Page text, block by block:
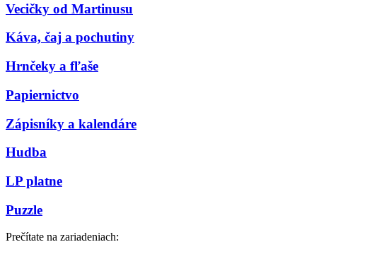
Vecičky od Martinusu
Káva, čaj a pochutiny
Hrnčeky a fľaše
Papiernictvo
Zápisníky a kalendáre
Hudba
LP platne
Puzzle
Prečítate na zariadeniach: